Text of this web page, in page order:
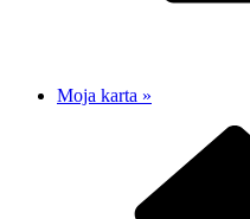
Moja karta »